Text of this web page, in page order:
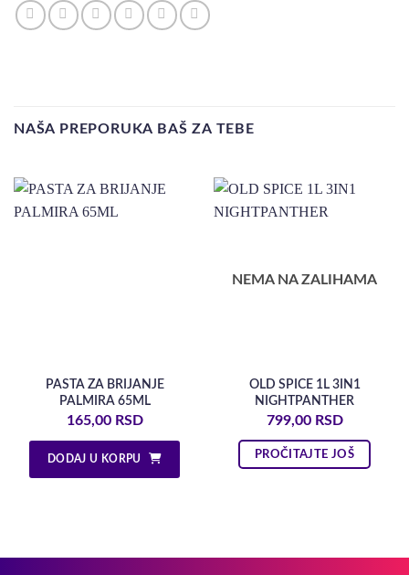
NAŠA PREPORUKA BAŠ ZA TEBE
PASTA ZA BRIJANJE
PALMIRA 65ML
165,00 RSD
DODAJ U KORPU
NEMA NA ZALIHAMA
OLD SPICE 1L 3IN1
NIGHTPANTHER
799,00 RSD
PROČITAJTE JOŠ